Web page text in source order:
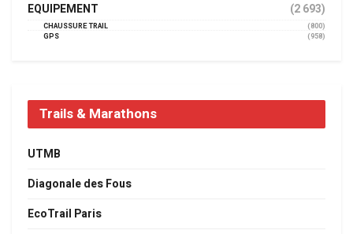
EQUIPEMENT (2 693)
CHAUSSURE TRAIL
(800)
GPS
(958)
Trails & Marathons
UTMB
Diagonale des Fous
EcoTrail Paris